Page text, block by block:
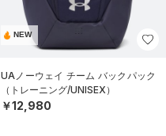
NEW
UAノーウェイ チーム バックパック
（トレーニング/UNISEX）
￥12,980